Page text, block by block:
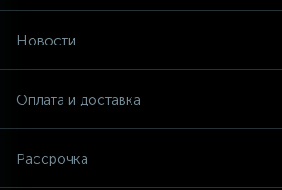
Новости
Оплата и доставка
Рассрочка